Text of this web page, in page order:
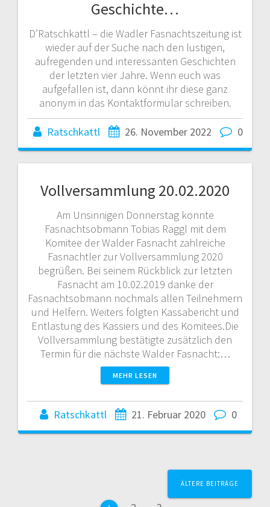
Geschichte…
D’Ratschkattl – die Wadler Fasnachtszeitung ist
wieder auf der Suche nach den lustigen,
aufregenden und interessanten Geschichten
der letzten vier Jahre. Wenn euch was
aufgefallen ist, dann könnt ihr diese ganz
anonym in das Kontaktformular schreiben.
Ratschkattl 26. November 2022 0
Vollversammlung 20.02.2020
Am Unsinnigen Donnerstag konnte
Fasnachtsobmann Tobias Raggl mit dem
Komitee der Walder Fasnacht zahlreiche
Fasnachtler zur Vollversammlung 2020
begrüßen. Bei seinem Rückblick zur letzten
Fasnacht am 10.02.2019 danke der
Fasnachtsobmann nochmals allen Teilnehmern
und Helfern. Weiters folgten Kassabericht und
Entlastung des Kassiers und des Komitees.Die
Vollversammlung bestätigte zusätzlich den
Termin für die nächste Walder Fasnacht:…
MEHR LESEN
Ratschkattl 21. Februar 2020 0
ÄLTERE BEITRÄGE